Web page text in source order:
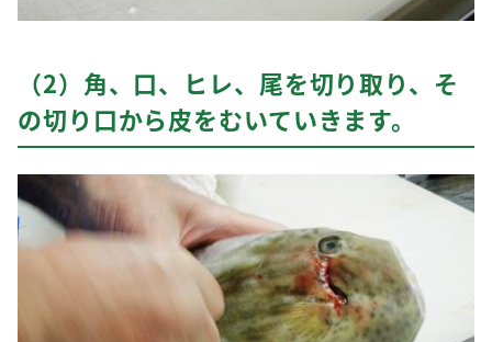
（2）角、口、ヒレ、尾を切り取り、そ
の切り口から皮をむいていきます。